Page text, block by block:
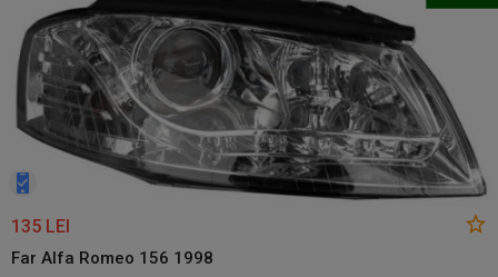
135 LEI
Far Alfa Romeo 156 1998